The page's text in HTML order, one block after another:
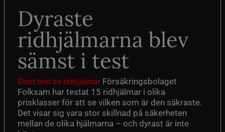
Dyraste
ridhjälmarna blev
sämst i test
Stort test av ridhjälmar Försäkringsbolaget
Folksam har testat 15 ridhjälmar i olika
prisklasser för att se vilken som är den säkraste.
Det visar sig vara stor skillnad på säkerheten
mellan de olika hjälmarna – och dyrast är inte